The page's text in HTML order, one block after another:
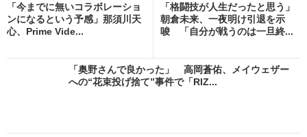
「今までに無いコラボレーショ
ンになるという予感」那須川天
心、Prime Vide...
「格闘技が人生だったと思う」
朝倉未来、一夜明け引退を示
唆 「自分が戦うのは一旦終...
「奥野さんで良かった」 高岡蒼佑、メイウェザー
への“花束投げ捨て”事件で「RIZ...